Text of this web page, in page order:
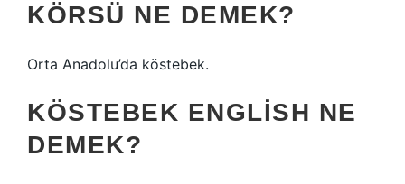
KÖRSÜ NE DEMEK?
Orta Anadolu’da köstebek.
KÖSTEBEK ENGLISH NE
DEMEK?